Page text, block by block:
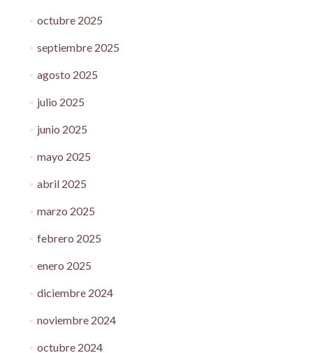
octubre 2025
septiembre 2025
agosto 2025
julio 2025
junio 2025
mayo 2025
abril 2025
marzo 2025
febrero 2025
enero 2025
diciembre 2024
noviembre 2024
octubre 2024